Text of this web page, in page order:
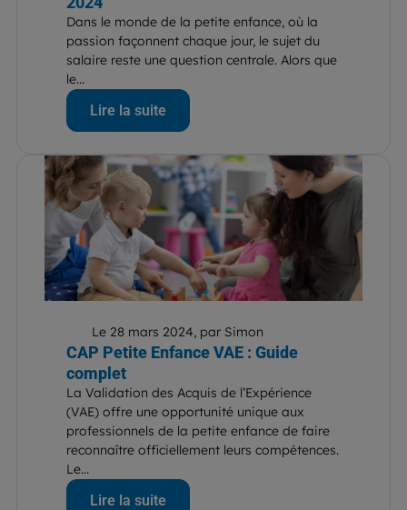
Dans le monde de la petite enfance, où la
passion façonnent chaque jour, le sujet du
salaire reste une question centrale. Alors que
le...
Lire la suite
Le 28 mars 2024, par Simon
CAP Petite Enfance VAE : Guide
complet
La Validation des Acquis de l’Expérience
(VAE) offre une opportunité unique aux
professionnels de la petite enfance de faire
reconnaître officiellement leurs compétences.
Le...
Lire la suite